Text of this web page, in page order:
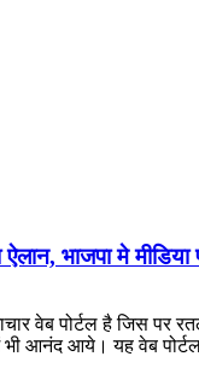
भाजपा मे मीडिया
वेब पोर्टल है जिस पर
आनंद आये। यह वेब